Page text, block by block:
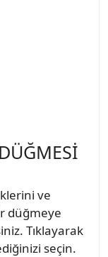
ve
düğmeye
Tıklayarak
seçin.